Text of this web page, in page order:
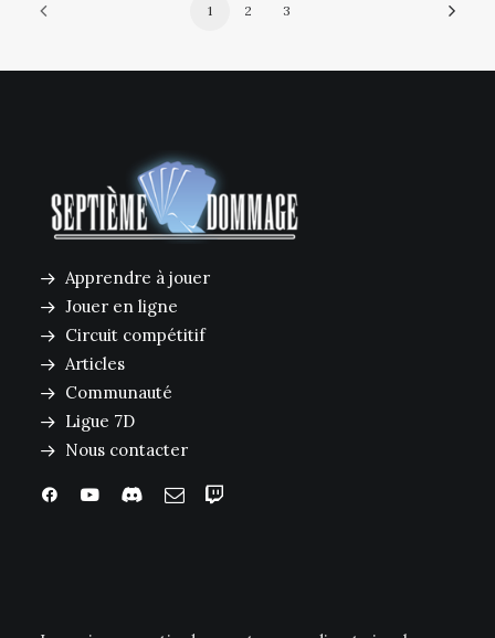
1 2 3
Apprendre à jouer
Jouer en ligne
Circuit compétitif
Articles
Communauté
Ligue 7D
Nous contacter